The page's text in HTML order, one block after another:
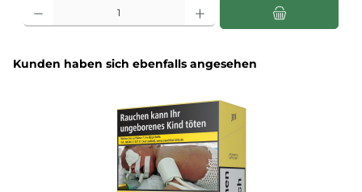
Produkt Anzahl: Gib den gewünschten Wert ein oder benutze die Schaltflächen
Produktgalerie überspringen
Kunden haben sich ebenfalls angesehen